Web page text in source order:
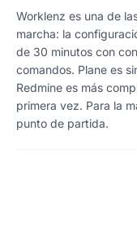
Worklenz es una de
marcha: la
de 30 minutos con
comandos. Plane es
Redmine es más
primera vez. Para la
punto de partida.